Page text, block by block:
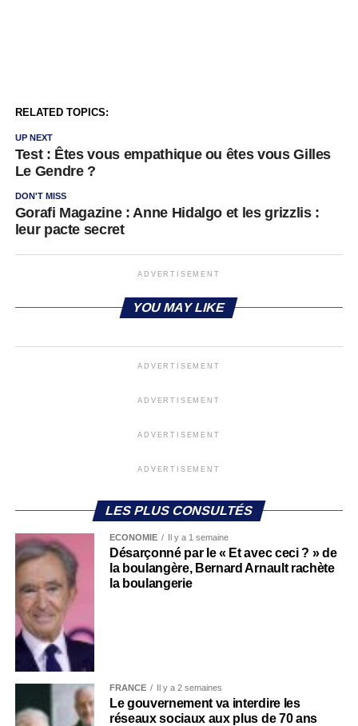
RELATED TOPICS:
UP NEXT
Test : Êtes vous empathique ou êtes vous Gilles
Le Gendre ?
DON'T MISS
Gorafi Magazine : Anne Hidalgo et les grizzlis :
leur pacte secret
ADVERTISEMENT
YOU MAY LIKE
ADVERTISEMENT
ADVERTISEMENT
ADVERTISEMENT
ADVERTISEMENT
LES PLUS CONSULTÉS
ECONOMIE Il y a 1 semaine
Désarçonné par le « Et avec ceci ? » de
la boulangère, Bernard Arnault rachète
la boulangerie
FRANCE Il y a 2 semaines
Le gouvernement va interdire les
réseaux sociaux aux plus de 70 ans